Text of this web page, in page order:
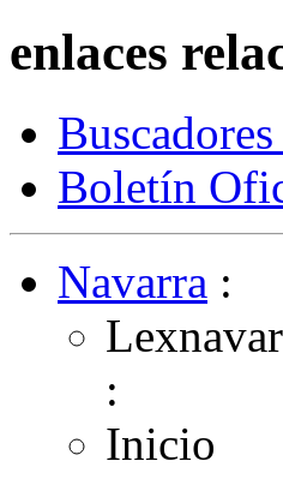
enlaces
Boletín
Navarra :
:
Inicio